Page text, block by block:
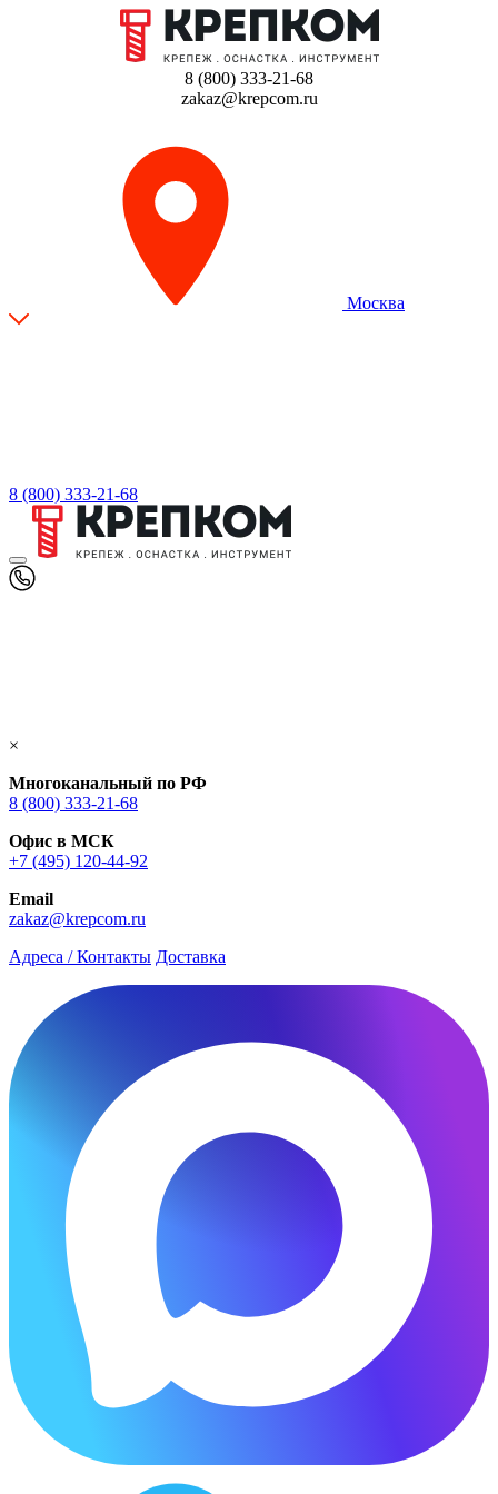
8 (800) 333-21-68
zakaz@krepcom.ru
Москва
8 (800) 333-21-68
×
Многоканальный по РФ
8 (800) 333‑21-68
Офис в МСК
+7 (495) 120-44-92
Email
zakaz@krepcom.ru
Адреса / Контакты Доставка